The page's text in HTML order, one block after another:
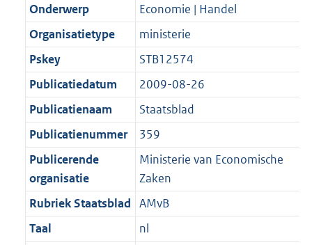
t
a
t
K
b
2
b
Onderwerp
Economie | Handel
Organisatietype
ministerie
Pskey
STB12574
Publicatiedatum
2009-08-26
Publicatienaam
Staatsblad
Publicatienummer
359
Publicerende
organisatie
Ministerie van Economische
Zaken
Rubriek Staatsblad AMvB
Taal
nl